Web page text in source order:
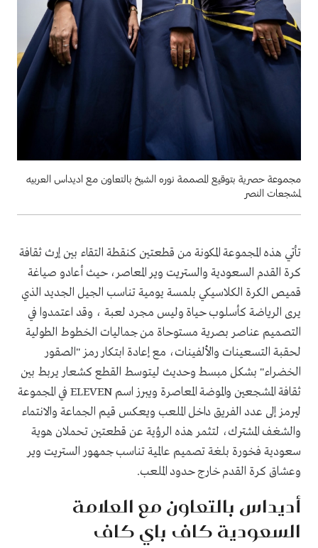
مجموعة حصرية بتوقيع المصممة نوره الشيخ بالتعاون مع اديداس العربيه
لمشجعات النصر
تأتي هذه المجموعة المكونة من قطعتين كنقطة التقاء بين إرث ثقافة
كرة القدم السعودية والستريت وير المعاصر، حيث أعادو صياغة
قميص الكرة الكلاسيكي بلمسة يومية تناسب الجيل الجديد الذي
يرى الرياضة كأسلوب حياة وليس مجرد لعبة ، وقد اعتمدوا في
التصميم عناصر بصرية مستوحاة من جماليات الخطوط الطولية
لحقبة التسعينات والألفينات، مع إعادة ابتكار رمز "الصقور
الخضراء" بشكل مبسط وحديث ليتوسط القطع كشعار يربط بين
ثقافة المشجعين والموضة المعاصرة ويبرز اسم ELEVEN في المجموعة
ليرمز إلى عدد الفريق داخل الملعب ويعكس قيم الجماعة والانتماء
والشغف المشترك، لتثمر هذه الرؤية عن قطعتين تحملان هوية
سعودية فخورة بلغة تصميم عالمية تناسب جمهور الستريت وير
وعشاق كرة القدم خارج حدود الملعب.
أديداس بالتعاون مع العلامة
السعودية كاف باي كاف